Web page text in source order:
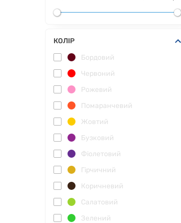
КОЛІР
Бордовий
Червоний
Рожевий
Помаранчевий
Жовтий
Бузковий
Фіолетовий
Гірчичний
Коричневий
Салатовий
Зелений